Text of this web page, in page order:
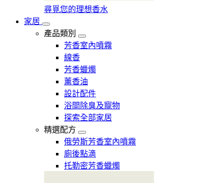
尋覓您的理想香水​
家居
產品類別
芳香室內噴霧
線香
芳香蠟燭
薰香油
設計配件
浴間除臭及寵物
探索全部家居
精選配方
俄勞斯芳香室內噴霧
廁後點滴
托勒密芳香蠟燭